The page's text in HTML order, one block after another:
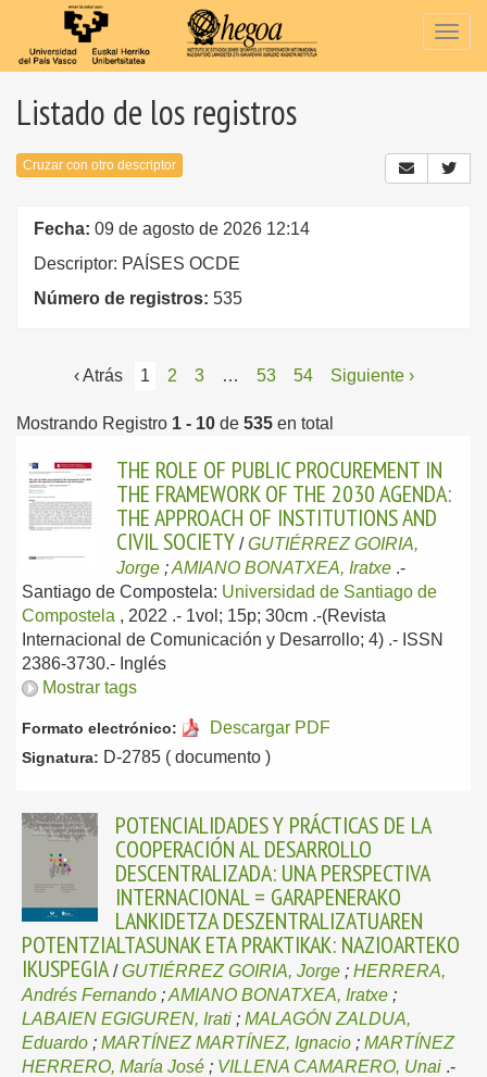
Listado de los registros
Cruzar con otro descriptor
Fecha: 09 de agosto de 2026 12:14
Descriptor: PAÍSES OCDE
Número de registros: 535
‹ Atrás 1 2 3 … 53 54 Siguiente ›
Mostrando Registro 1 - 10 de 535 en total
THE ROLE OF PUBLIC PROCUREMENT IN
THE FRAMEWORK OF THE 2030 AGENDA:
THE APPROACH OF INSTITUTIONS AND
CIVIL SOCIETY /GUTIÉRREZ GOIRIA,
Jorge ;AMIANO BONATXEA, Iratxe .-
Santiago de Compostela: Universidad de Santiago de
Compostela , 2022 .- 1vol; 15p; 30cm .-(Revista
Internacional de Comunicación y Desarrollo; 4) .- ISSN
2386-3730.- Inglés
Mostrar tags
Formato electrónico: Descargar PDF
Signatura: D-2785 ( documento )
POTENCIALIDADES Y PRÁCTICAS DE LA
COOPERACIÓN AL DESARROLLO
DESCENTRALIZADA: UNA PERSPECTIVA
INTERNACIONAL = GARAPENERAKO
LANKIDETZA DESZENTRALIZATUAREN
POTENTZIALTASUNAK ETA PRAKTIKAK: NAZIOARTEKO
IKUSPEGIA /GUTIÉRREZ GOIRIA, Jorge ; HERRERA,
Andrés Fernando ;AMIANO BONATXEA, Iratxe ;
LABAIEN EGIGUREN, Irati ; MALAGÓN ZALDUA,
Eduardo ; MARTÍNEZ MARTÍNEZ, Ignacio ; MARTÍNEZ
HERRERO, María José ; VILLENA CAMARERO, Unai .-